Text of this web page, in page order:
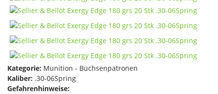
Kategorie: Munition - Büchsenpatronen
Kaliber: .30-06Spring
Gefahrenhinweise: